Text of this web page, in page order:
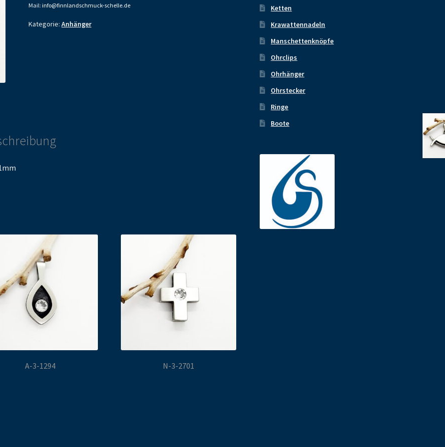
Mail:info@finnlandschmuck-schelle.de
Kategorie:Anhänger
A-3-1294 N-3-2701
Ketten
Krawattennadeln
Manschettenknöpfe
Ohrclips
Ohrhänger
Ohrstecker
Ringe
Boote